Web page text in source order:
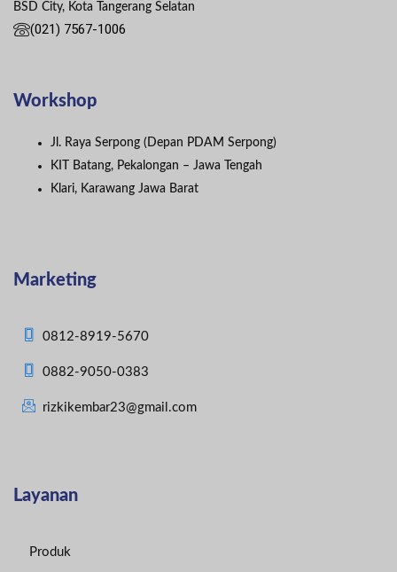
BSD City, Kota Tangerang Selatan
(021) 7567-1006
Workshop
Jl. Raya Serpong (Depan PDAM Serpong)
KIT Batang, Pekalongan – Jawa Tengah
Klari, Karawang Jawa Barat
Marketing
0812-8919-5670
0882-9050-0383
rizkikembar23@gmail.com
Layanan
Produk